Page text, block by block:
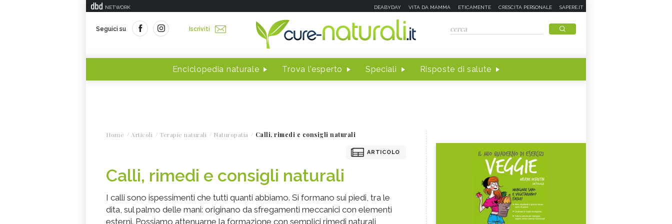
NETWORK DEABYDAY VITA DA MAMMA ETICAMENTE CRESCITA PERSONALE SAPERE.IT
Seguici su Iscriviti
Enciclopedia naturale Trova l'esperto Speciali Risposte di salute
Home Articoli Terapie naturali Naturopatia Calli, rimedi e consigli naturali
ARTICOLO
Calli, rimedi e consigli naturali
I calli sono ispessimenti che tutti quanti abbiamo. Si formano sui piedi, tra le
dita, sul palmo delle mani: originano da sfregamenti meccanici con elementi
esterni. Possiamo attenuarne la formazione con semplici rimedi naturali